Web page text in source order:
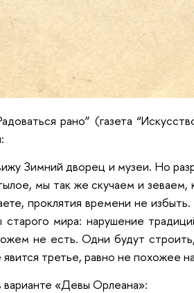
рано” (газета
Зимний дворец и музеи. Но
мы так же скучаем и зеваем,
проклятия времени не
мира: нарушение
не есть. Одни будут
третье, равно не похожее
«Девы Орлеана»: